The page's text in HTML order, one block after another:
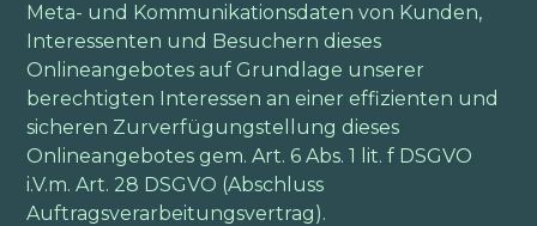
Meta- und Kommunikationsdaten von Kunden,
Interessenten und Besuchern dieses
Onlineangebotes auf Grundlage unserer
berechtigten Interessen an einer effizienten und
sicheren Zurverfügungstellung dieses
Onlineangebotes gem. Art. 6 Abs. 1 lit. f DSGVO
i.V.m. Art. 28 DSGVO (Abschluss
Auftragsverarbeitungsvertrag).